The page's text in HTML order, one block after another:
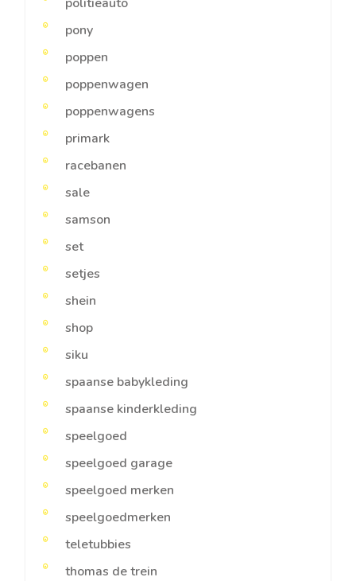
pony
poppen
poppenwagen
poppenwagens
primark
racebanen
sale
samson
set
setjes
shein
shop
siku
spaanse babykleding
spaanse kinderkleding
speelgoed
speelgoed garage
speelgoed merken
speelgoedmerken
teletubbies
thomas de trein